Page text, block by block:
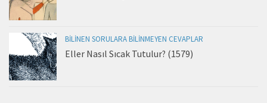
BILINEN SORULARA BILINMEYEN CEVAPLAR
Eller Nasıl Sıcak Tutulur? (1579)